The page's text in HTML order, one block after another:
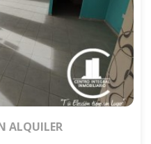
ALQUILER